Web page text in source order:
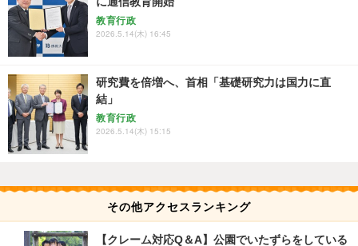
教育行政
2026.5.14(木) 16:45
研究費を倍増へ、首相「基礎研究力は国力に直
結」
教育行政
2026.5.14(木) 15:15
その他アクセスランキング
【クレーム対応Q＆A】公園でいたずらをしている